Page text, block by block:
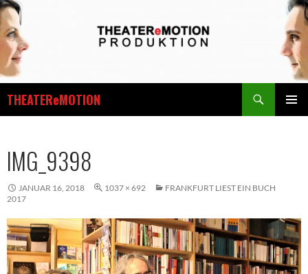
Zum
Inhalt
springen
THEATEReMOTION
IMG_9398
JANUAR 16, 2018 1037 × 692
FRANKFURT LIEST EIN BUCH
2017